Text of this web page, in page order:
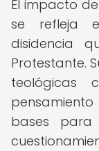
El impacto
se refleja
disidencia
Protestante.
teológicas
bases